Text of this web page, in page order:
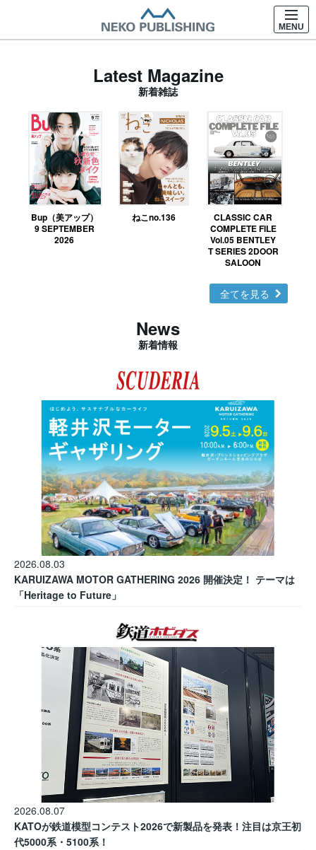
MENU
Latest Magazine
新着雑誌
Bup（美アップ）
9 SEPTEMBER
2026
ねこno.136
CLASSIC CAR
COMPLETE FILE
Vol.05 BENTLEY
T SERIES 2DOOR
SALOON
全てを見る
News
新着情報
2026.08.03
KARUIZAWA MOTOR GATHERING 2026 開催決定！ テーマは
「Heritage to Future」
2026.08.07
KATOが鉄道模型コンテスト2026で新製品を発表！注目は京王初
代5000系・5100系！